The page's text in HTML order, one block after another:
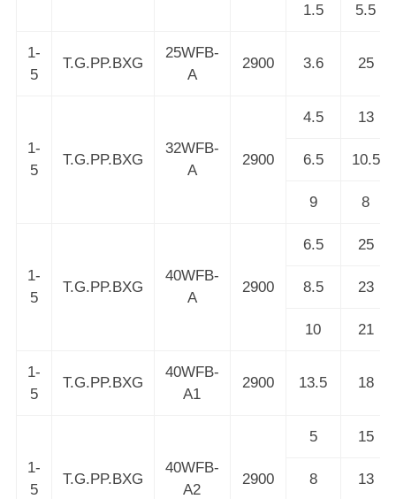
1.5 5.5
1-
5
T.G.PP.BXG
25WFB-
A
2900 3.6 25
1-
5
T.G.PP.BXG
32WFB-
A
2900
4.5 13
6.5 10.5
9 8
1-
5
T.G.PP.BXG
40WFB-
A
2900
6.5 25
8.5 23
10 21
1-
5
T.G.PP.BXG
40WFB-
A1
2900 13.5 18
1-
5
T.G.PP.BXG
40WFB-
A2
2900
5 15
8 13